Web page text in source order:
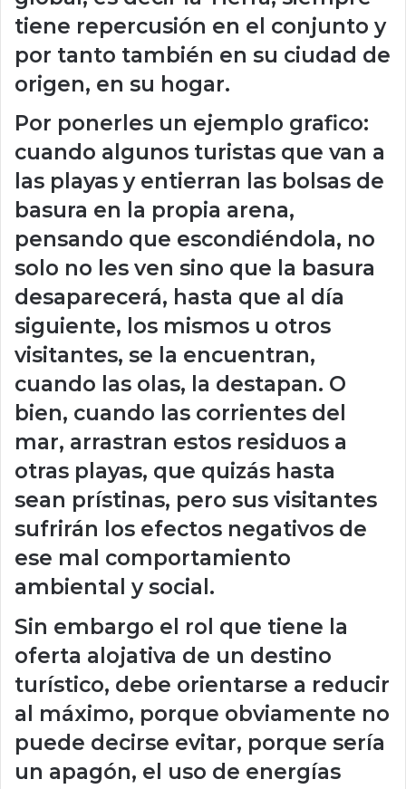
tiene repercusión en el conjunto y
por tanto también en su ciudad de
origen, en su hogar.
Por ponerles un ejemplo grafico:
cuando algunos turistas que van a
las playas y entierran las bolsas de
basura en la propia arena,
pensando que escondiéndola, no
solo no les ven sino que la basura
desaparecerá, hasta que al día
siguiente, los mismos u otros
visitantes, se la encuentran,
cuando las olas, la destapan. O
bien, cuando las corrientes del
mar, arrastran estos residuos a
otras playas, que quizás hasta
sean prístinas, pero sus visitantes
sufrirán los efectos negativos de
ese mal comportamiento
ambiental y social.
Sin embargo el rol que tiene la
oferta alojativa de un destino
turístico, debe orientarse a reducir
al máximo, porque obviamente no
puede decirse evitar, porque sería
un apagón, el uso de energías